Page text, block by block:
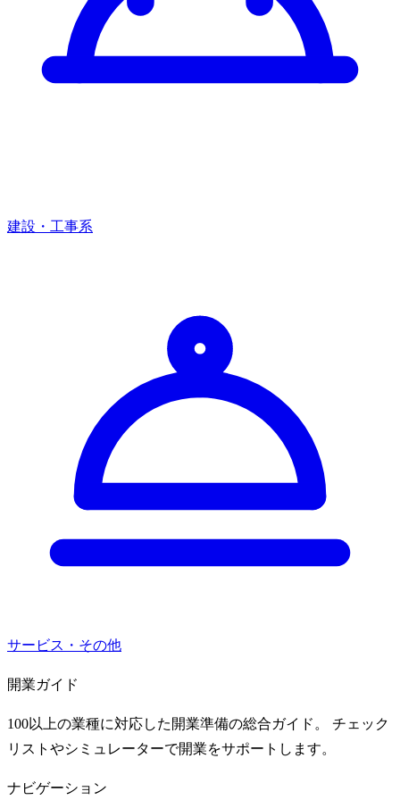
建設・工事系
サービス・その他
開業ガイド
100以上の業種に対応した開業準備の総合ガイド。 チェック
リストやシミュレーターで開業をサポートします。
ナビゲーション